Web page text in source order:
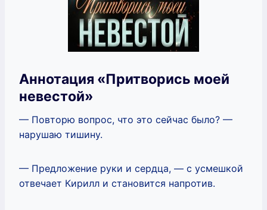
Аннотация «Притворись моей
невестой»
— Повторю вопрос, что это сейчас было? —
нарушаю тишину.
— Предложение руки и сердца, — с усмешкой
отвечает Кирилл и становится напротив.